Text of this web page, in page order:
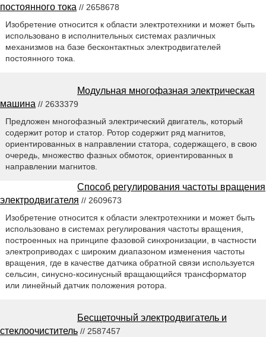
постоянного тока // 2658678
Изобретение относится к области электротехники и может быть
использовано в исполнительных системах различных
механизмов на базе бесконтактных электродвигателей
постоянного тока.
Модульная многофазная электрическая
машина // 2633379
Предложен многофазный электрический двигатель, который
содержит ротор и статор. Ротор содержит ряд магнитов,
ориентированных в направлении статора, содержащего, в свою
очередь, множество фазных обмоток, ориентированных в
направлении магнитов.
Способ регулирования частоты вращения
электродвигателя // 2609673
Изобретение относится к области электротехники и может быть
использовано в системах регулирования частоты вращения,
построенных на принципе фазовой синхронизации, в частности
электроприводах с широким диапазоном изменения частоты
вращения, где в качестве датчика обратной связи используется
сельсин, синусно-косинусный вращающийся трансформатор
или линейный датчик положения ротора.
Бесщеточный электродвигатель и
стеклоочиститель // 2587457